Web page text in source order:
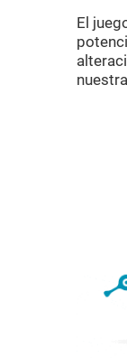
El